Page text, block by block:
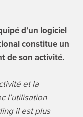
d’un logiciel
constitue un
de son activité.
et la
l’utilisation
il est plus